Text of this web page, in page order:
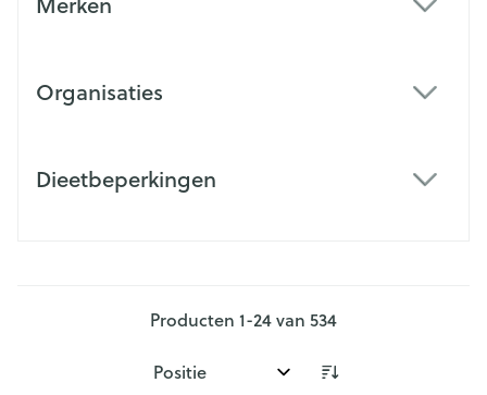
Organisaties
Dieetbeperkingen
Producten 1-24van 534
Sorteer op: